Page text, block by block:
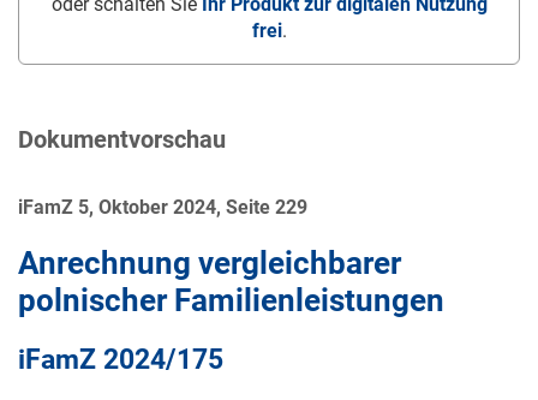
frei.
Dokumentvorschau
iFamZ 5, Oktober 2024, Seite 229
Anrechnung vergleichbarer
polnischer Familienleistungen
iFamZ 2024/175